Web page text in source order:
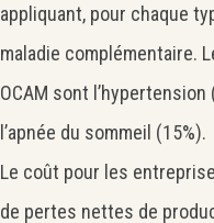
appliquant, pour chaque
maladie complémentaire.
OCAM sont
l’apnée du sommeil (15%).
Le coût pour les
de pertes nettes de